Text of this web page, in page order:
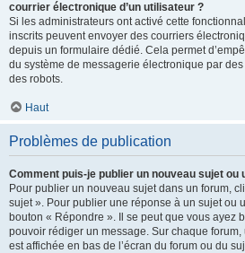
courrier électronique d’un utilisateur ?
Si les administrateurs ont activé cette
inscrits peuvent envoyer des courriers
depuis un formulaire dédié. Cela permet
du système de messagerie électronique par
des robots.
Haut
Problèmes de publication
Comment puis-je publier un nouveau sujet ou
Pour publier un nouveau sujet dans un forum,
sujet ». Pour publier une réponse à un sujet ou
bouton « Répondre ». Il se peut que vous ayez
pouvoir rédiger un message. Sur chaque
est affichée en bas de l’écran du forum ou du